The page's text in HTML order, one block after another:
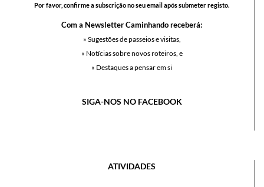
Por favor, confirme a subscrição no seu email após submeter registo.
Com a Newsletter Caminhando receberá:
» Sugestões de passeios e visitas,
» Notícias sobre novos roteiros, e
» Destaques a pensar em si
SIGA-NOS NO FACEBOOK
ATIVIDADES